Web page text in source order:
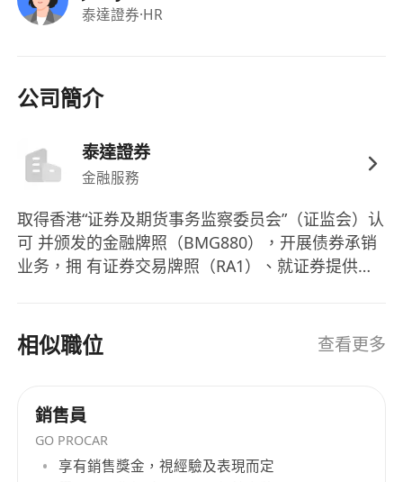
常工作語言。
提出疑慮與改善建議。
Bloomberg、FactSet、FIS Quantum等），具
備基本財務建模與投資組合分析能力者優先。
泰達證券·HR
公司簡介
泰達證券
金融服務
取得香港“证券及期货事务监察委员会”（证监会）认
可 并颁发的金融牌照（BMG880），开展债券承销
业务，拥 有证券交易牌照（RA1）、就证券提供意
核心机构，涉及国有五大 行、股份制银行、城商
行、农商行、基金公司、资产管理公司 等客户 。
伍，团队成员拥有丰富的境外 境外债券发行经验，
曾分别任职于中资及外资大型金融机构， 如工银亚
际 、联储证券国际以及摩根大通等。团队了解国内
相似職位 查看更多
銷售員
GO PROCAR
享有銷售獎金，視經驗及表現而定